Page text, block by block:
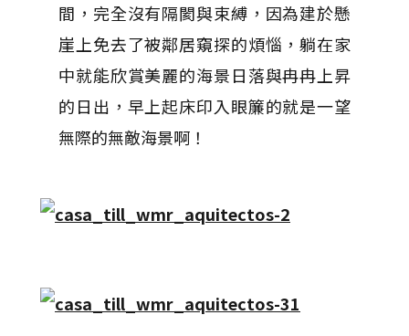
間，完全沒有隔閡與束縛，因為建於懸
崖上免去了被鄰居窺探的煩惱，躺在家
中就能欣賞美麗的海景日落與冉冉上昇
的日出，早上起床印入眼簾的就是一望
無際的無敵海景啊！